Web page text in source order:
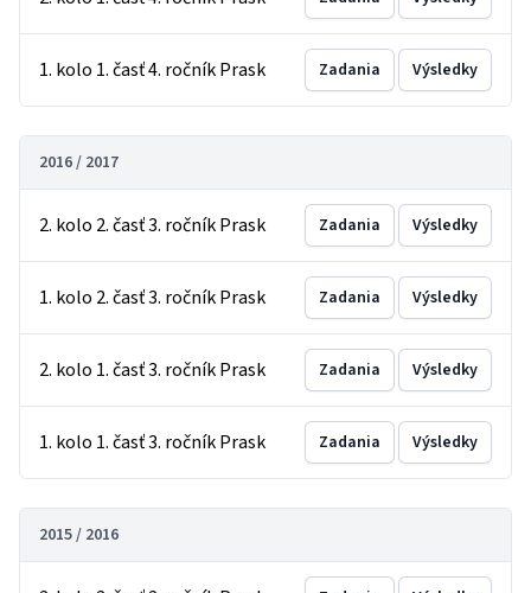
1. kolo 1. časť 4. ročník Prask Zadania Výsledky
2016 / 2017
2. kolo 2. časť 3. ročník Prask Zadania Výsledky
1. kolo 2. časť 3. ročník Prask Zadania Výsledky
2. kolo 1. časť 3. ročník Prask Zadania Výsledky
1. kolo 1. časť 3. ročník Prask Zadania Výsledky
2015 / 2016